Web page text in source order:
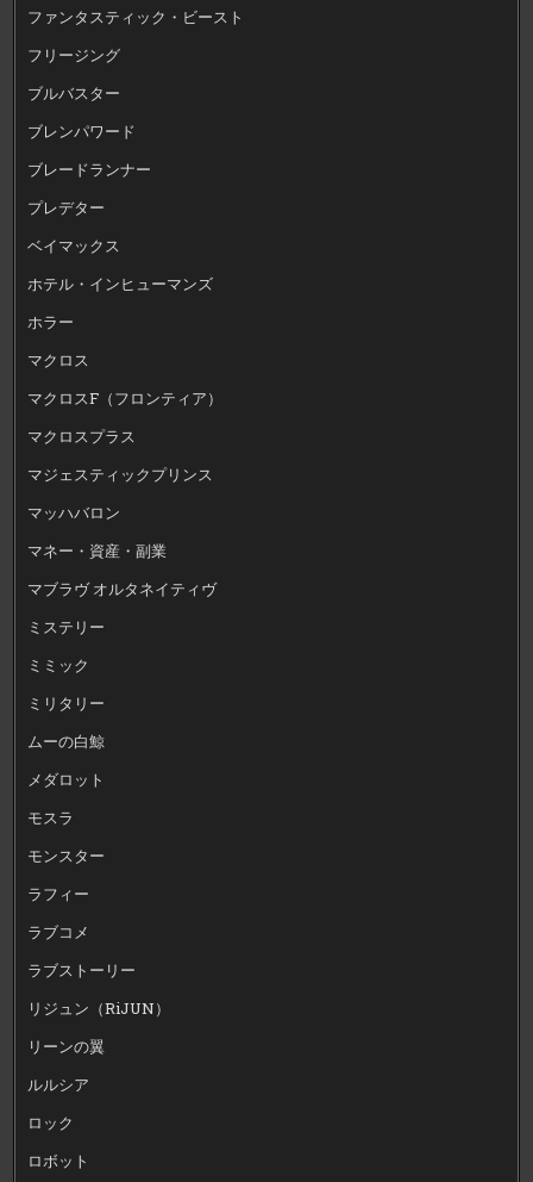
ファンタスティック・ビースト
フリージング
ブルバスター
ブレンパワード
ブレードランナー
プレデター
ベイマックス
ホテル・インヒューマンズ
ホラー
マクロス
マクロスF（フロンティア）
マクロスプラス
マジェスティックプリンス
マッハバロン
マネー・資産・副業
マブラヴ オルタネイティヴ
ミステリー
ミミック
ミリタリー
ムーの白鯨
メダロット
モスラ
モンスター
ラフィー
ラブコメ
ラブストーリー
リジュン（RiJUN）
リーンの翼
ルルシア
ロック
ロボット